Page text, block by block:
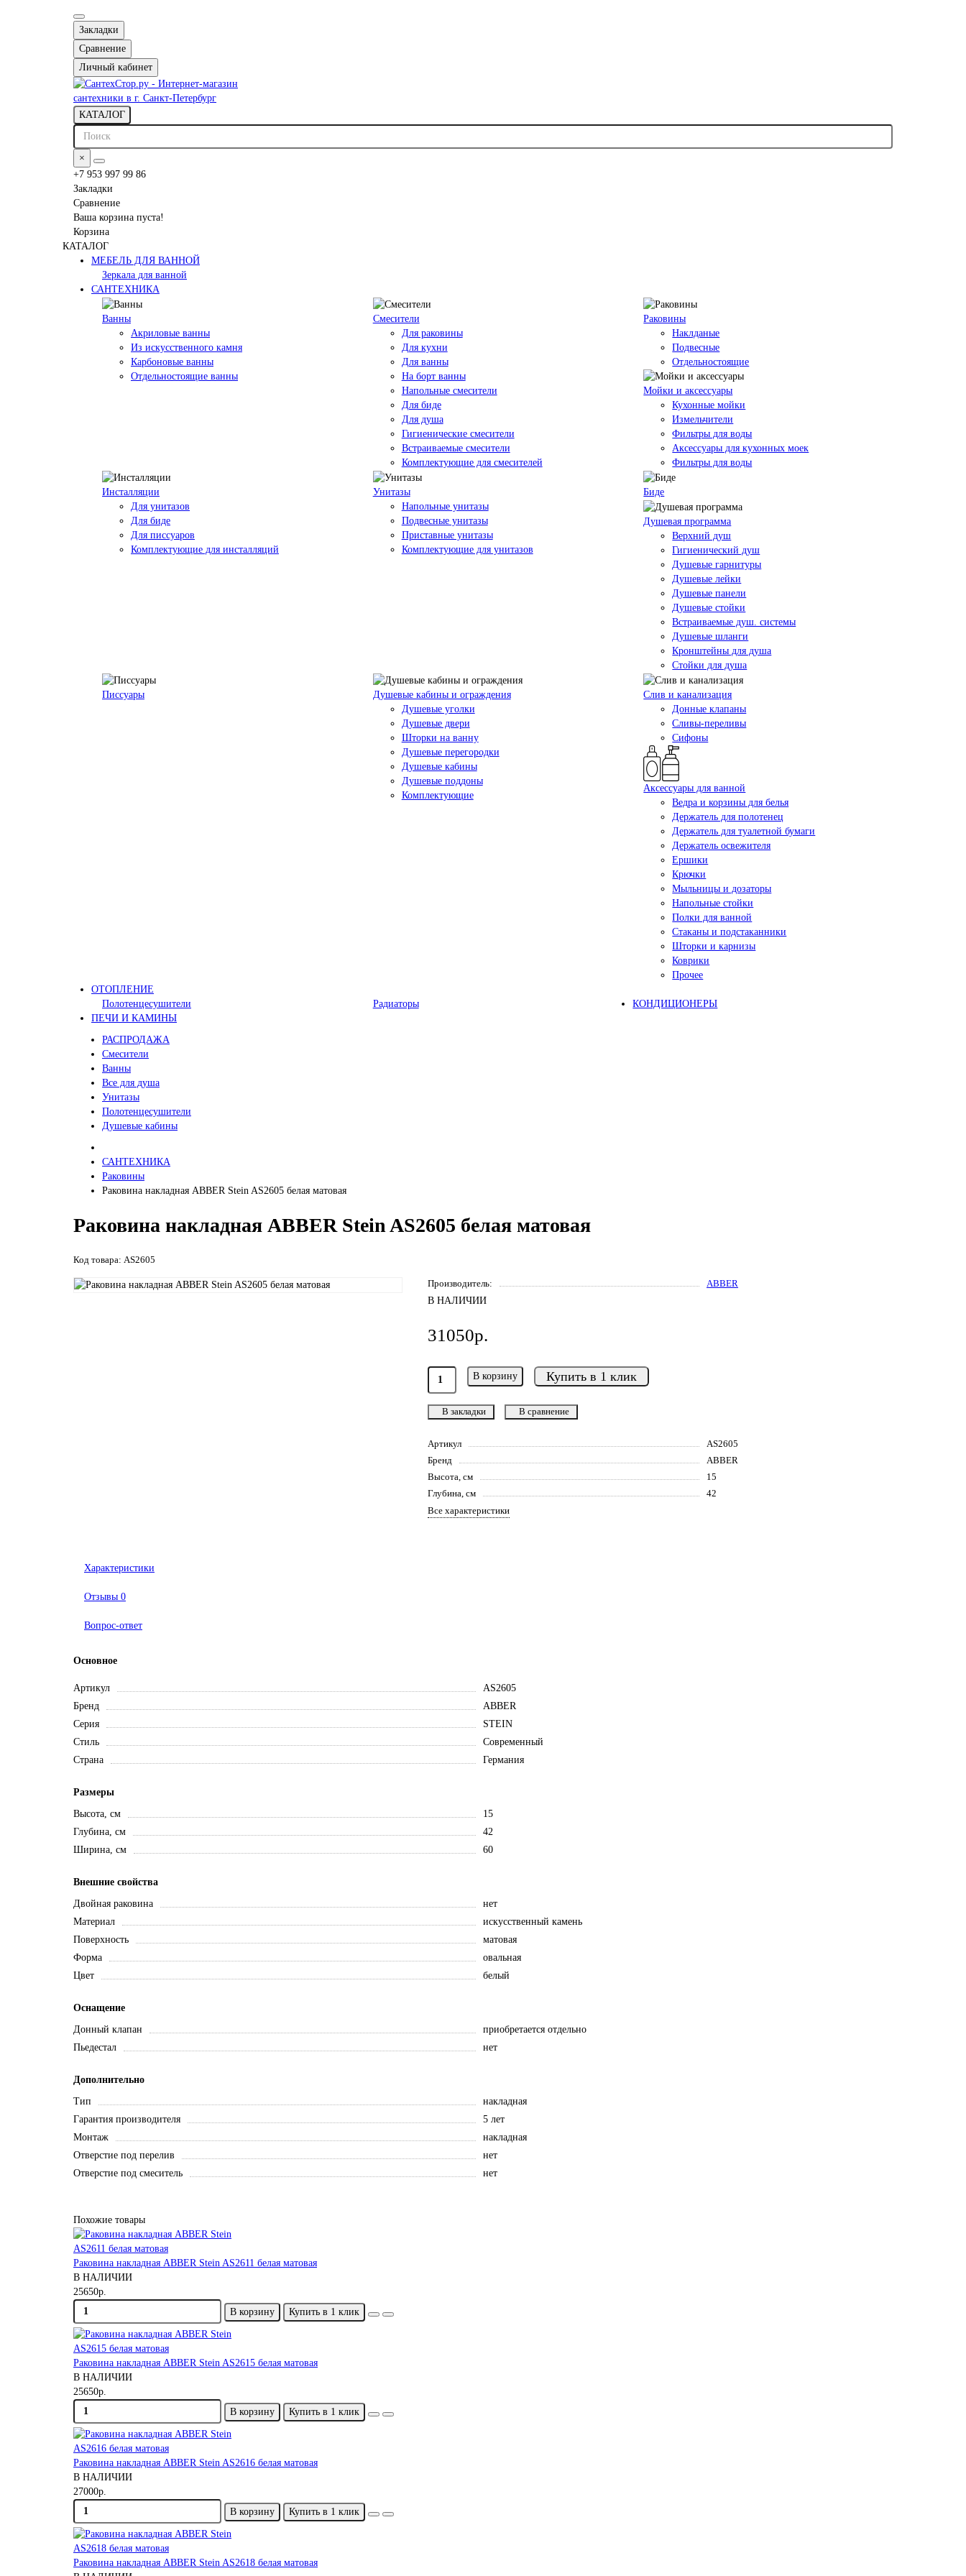
Закладки
Сравнение
Личный кабинет
КАТАЛОГ
×
+7 953 997 99 86
Закладки
Сравнение
Ваша корзина пуста!
Корзина
КАТАЛОГ
МЕБЕЛЬ ДЛЯ ВАННОЙ
Зеркала для ванной
САНТЕХНИКА
Ванны
Акриловые ванны
Из искусственного камня
Карбоновые ванны
Отдельностоящие ванны
Смесители
Для раковины
Для кухни
Для ванны
На борт ванны
Напольные смесители
Для биде
Для душа
Гигиенические смесители
Встраиваемые смесители
Комплектующие для смесителей
Раковины
Наклданые
Подвесные
Отдельностоящие
Мойки и аксессуары
Кухонные мойки
Измельчители
Фильтры для воды
Аксессуары для кухонных моек
Фильтры для воды
Инсталляции
Для унитазов
Для биде
Для писсуаров
Комплектующие для инсталляций
Унитазы
Напольные унитазы
Подвесные унитазы
Приставные унитазы
Комплектующие для унитазов
Биде
Душевая программа
Верхний душ
Гигиенический душ
Душевые гарнитуры
Душевые лейки
Душевые панели
Душевые стойки
Встраиваемые душ. системы
Душевые шланги
Кронштейны для душа
Стойки для душа
Писсуары
Душевые кабины и ограждения
Душевые уголки
Душевые двери
Шторки на ванну
Душевые перегородки
Душевые кабины
Душевые поддоны
Комплектующие
Слив и канализация
Донные клапаны
Сливы-переливы
Сифоны
Аксессуары для ванной
Ведра и корзины для белья
Держатель для полотенец
Держатель для туалетной бумаги
Держатель освежителя
Ершики
Крючки
Мыльницы и дозаторы
Напольные стойки
Полки для ванной
Стаканы и подстаканники
Шторки и карнизы
Коврики
Прочее
ОТОПЛЕНИЕ
Полотенцесушители
Радиаторы
КОНДИЦИОНЕРЫ
ПЕЧИ И КАМИНЫ
РАСПРОДАЖА
Смесители
Ванны
Все для душа
Унитазы
Полотенцесушители
Душевые кабины
САНТЕХНИКА
Раковины
Раковина накладная ABBER Stein AS2605 белая матовая
Раковина накладная ABBER Stein AS2605 белая матовая
Код товара: AS2605
Производитель:
ABBER
В НАЛИЧИИ
31050р.
В корзину Купить в 1 клик
В закладки В сравнение
Артикул
AS2605
Бренд
ABBER
Высота, см
15
Глубина, см
42
Все характеристики
Характеристики
Отзывы 0
Вопрос-ответ
Основное
Артикул
AS2605
Бренд
ABBER
Серия
STEIN
Стиль
Современный
Страна
Германия
Размеры
Высота, см
15
Глубина, см
42
Ширина, см
60
Внешние свойства
Двойная раковина
нет
Материал
искусственный камень
Поверхность
матовая
Форма
овальная
Цвет
белый
Оснащение
Донный клапан
приобретается отдельно
Пьедестал
нет
Дополнительно
Тип
накладная
Гарантия производителя
5 лет
Монтаж
накладная
Отверстие под перелив
нет
Отверстие под смеситель
нет
Похожие товары
Раковина накладная ABBER Stein AS2611 белая матовая
В НАЛИЧИИ
25650р.
В корзину
Купить в 1 клик
Раковина накладная ABBER Stein AS2615 белая матовая
В НАЛИЧИИ
25650р.
В корзину
Купить в 1 клик
Раковина накладная ABBER Stein AS2616 белая матовая
В НАЛИЧИИ
27000р.
В корзину
Купить в 1 клик
Раковина накладная ABBER Stein AS2618 белая матовая